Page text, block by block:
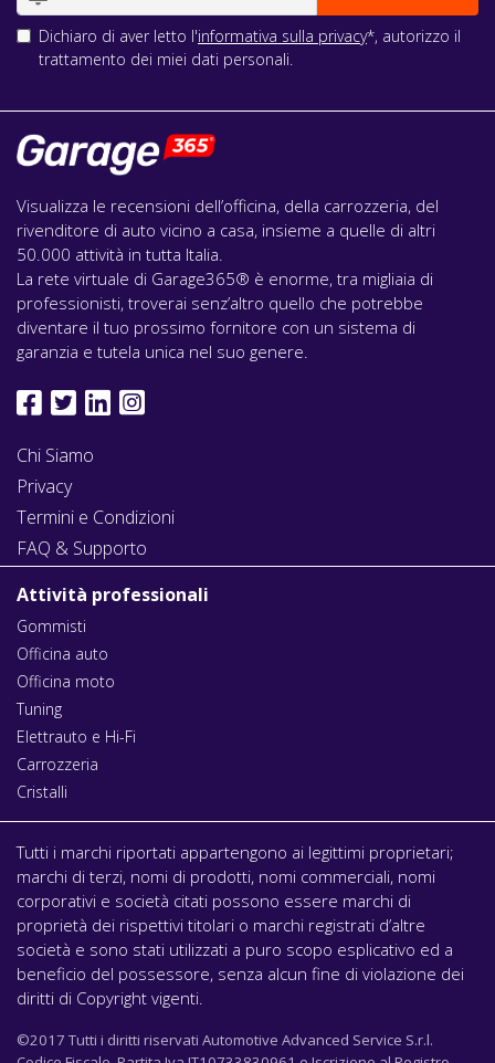
Dichiaro di aver letto l'informativa sulla privacy*, autorizzo il
trattamento dei miei dati personali.
Visualizza le recensioni dell’officina, della carrozzeria, del
rivenditore di auto vicino a casa, insieme a quelle di altri
50.000 attività in tutta Italia.
La rete virtuale di Garage365® è enorme, tra migliaia di
professionisti, troverai senz’altro quello che potrebbe
diventare il tuo prossimo fornitore con un sistema di
garanzia e tutela unica nel suo genere.
Chi Siamo
Privacy
Termini e Condizioni
FAQ & Supporto
Attività professionali
Gommisti
Officina auto
Officina moto
Tuning
Elettrauto e Hi-Fi
Carrozzeria
Cristalli
Tutti i marchi riportati appartengono ai legittimi proprietari;
marchi di terzi, nomi di prodotti, nomi commerciali, nomi
corporativi e società citati possono essere marchi di
proprietà dei rispettivi titolari o marchi registrati d’altre
società e sono stati utilizzati a puro scopo esplicativo ed a
beneficio del possessore, senza alcun fine di violazione dei
diritti di Copyright vigenti.
©2017 Tutti i diritti riservati Automotive Advanced Service S.r.l.